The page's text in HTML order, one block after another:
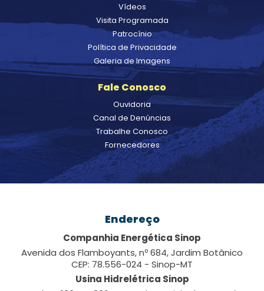
Vídeos
Visita Programada
Patrocínio
Política de Privacidade
Galeria de Imagens
Fale Conosco
Ouvidoria
Canal de Denúncias
Trabalhe Conosco
Fornecedores
Endereço
Companhia Energética Sinop
Avenida dos Flamboyants, nº 684, Jardim Botânico
CEP: 78.556-024 - Sinop-MT
Usina Hidrelétrica Sinop